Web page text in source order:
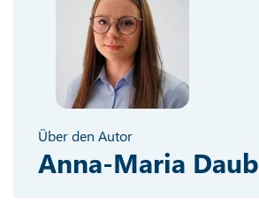
Über den Autor
Anna-Maria Daub